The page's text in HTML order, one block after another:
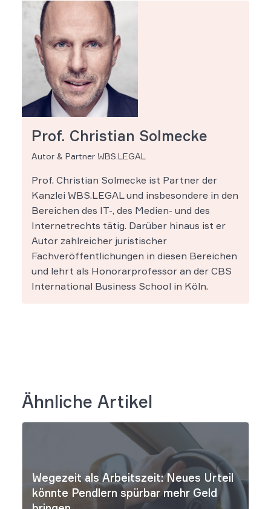
Prof. Christian Solmecke
Autor & Partner WBS.LEGAL
Prof. Christian Solmecke ist Partner der
Kanzlei WBS.LEGAL und insbesondere in den
Bereichen des IT-, des Medien- und des
Internetrechts tätig. Darüber hinaus ist er
Autor zahlreicher juristischer
Fachveröffentlichungen in diesen Bereichen
und lehrt als Honorarprofessor an der CBS
International Business School in Köln.
Ähnliche Artikel
Wegezeit als Arbeitszeit: Neues Urteil
könnte Pendlern spürbar mehr Geld